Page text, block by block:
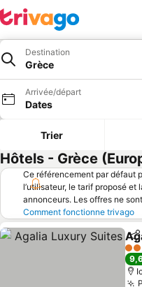
Destination
Grèce
Arrivée/départ
Dates
Trier
Hôtels - Grèce
Ce référencement par défaut
l’utilisateur, le tarif proposé
annonceurs. Les offres ne
Comment fonctionne trivago
4